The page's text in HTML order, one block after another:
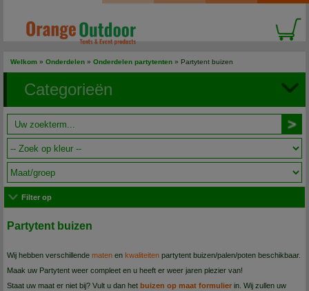
Welkom » Onderdelen » Onderdelen partytenten » Partytent buizen
Categorieën
Filter op
Partytent buizen
Wij hebben verschillende maten en kwaliteiten partytent buizen/palen/poten beschikbaar.
Maak uw Partytent weer compleet en u heeft er weer jaren plezier van!
Staat uw maat er niet bij? Vult u dan het buizen op maat formulier in. Wij zullen uw